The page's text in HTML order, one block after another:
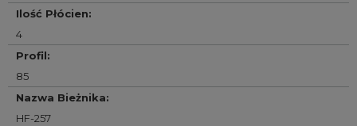
Ilość Płócien:
4
Profil:
85
Nazwa Bieżnika:
HF-257